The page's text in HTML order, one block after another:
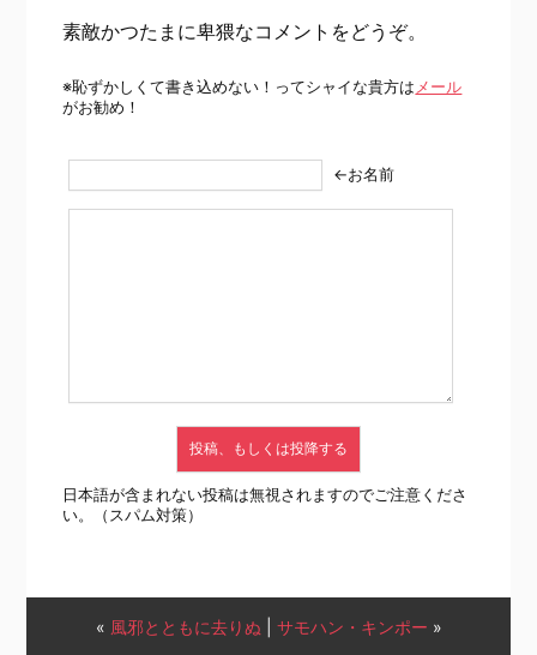
素敵かつたまに卑猥なコメントをどうぞ。
※恥ずかしくて書き込めない！ってシャイな貴方は メール
がお勧め！
←お名前
日本語が含まれない投稿は無視されますのでご注意くださ
い。（スパム対策）
« 風邪とともに去りぬ サモハン・キンポー »